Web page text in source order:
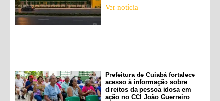
Ver notícia
Prefeitura de Cuiabá fortalece
acesso à informação sobre
direitos da pessoa idosa em
ação no CCI João Guerreiro